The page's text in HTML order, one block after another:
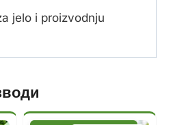
jelo i proizvodnju